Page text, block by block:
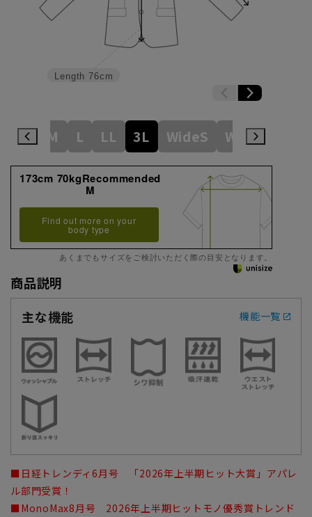
Length 76cm
S M L LL 3L WideS WideM
173cm 70kgRecommended
M
Find out more on your
body type
あくまでもサイズをご検討いただく際の目安となります。
商品説明
主な機能
機能一覧
■日経トレンディ6月号 「2026年上半期ヒット大賞」アパレ
ル部門受賞！
■MonoMax8月号 2026年上半期ヒットモノ優秀賞トレンド